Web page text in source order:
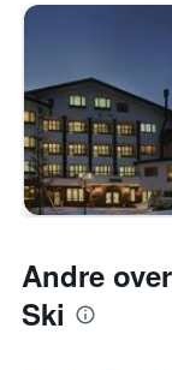
Andre
Ski